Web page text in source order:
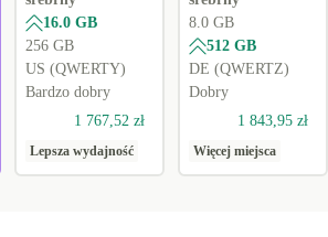
16.0 GB
256 GB
US (QWERTY)
Bardzo dobry
1 767,52 zł
Lepsza wydajność
8.0 GB
512 GB
DE (QWERTZ)
Dobry
1 843,95 zł
Więcej miejsca